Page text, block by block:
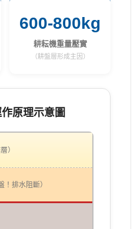
600-800kg
耕耘機重量壓實
（耕盤層形成主因）
原理示意圖
）
！排水阻斷）